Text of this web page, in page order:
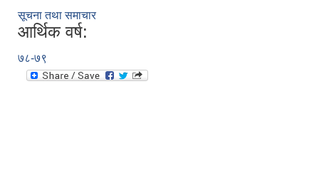
सूचना तथा समाचार
आर्थिक वर्ष:
७८-७९